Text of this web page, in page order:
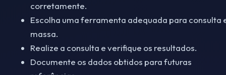
corretamente.
Escolha uma ferramenta adequada para consulta
massa.
Realize a consulta e verifique os resultados.
Documente os dados obtidos para futuras